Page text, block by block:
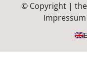
© Copyright |
Impressum